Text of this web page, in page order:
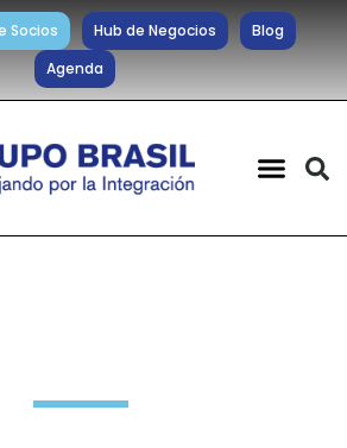
Socios Hub de Negocios
Blog
Agenda